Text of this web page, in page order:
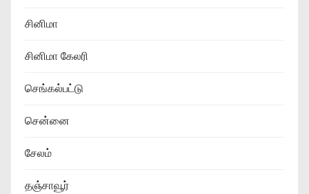
சினிமா
சினிமா கேலரி
செங்கல்பட்டு
சென்னை
சேலம்
தஞ்சாவூர்